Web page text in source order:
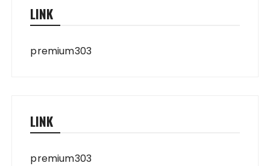
LINK
premium303
LINK
premium303